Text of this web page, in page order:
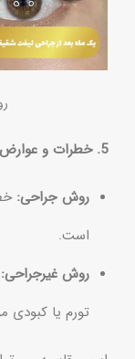
5. خطرات و عوارض:
روش جراحی:
است.
روش غیرجراحی:
تورم یا